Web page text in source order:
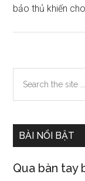
bảo thủ khiến
Primary
Sidebar
the
BÀI NỔI BẬT
Qua bàn tay